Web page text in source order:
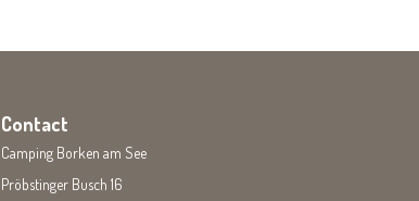
Contact
Camping Borken am See
Pröbstinger Busch 16